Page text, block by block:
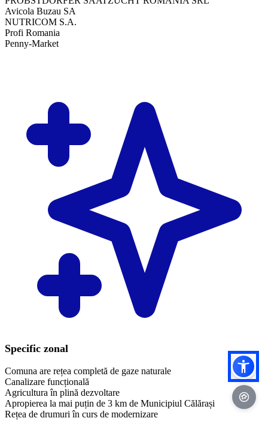
Avicola Buzau SA
NUTRICOM S.A.
Profi Romania
​Penny-Market
Specific zonal
Comuna are rețea completă de gaze naturale
Canalizare funcțională
Agricultura în plină dezvoltare
Apropierea la mai puțin de 3 km de Municipiul Călărași
Rețea de drumuri în curs de modernizare